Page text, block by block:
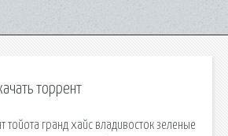
торрент
тойота гранд хайс владивосток зеленые